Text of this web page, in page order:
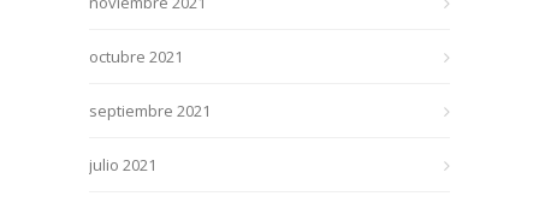
octubre 2021
septiembre 2021
julio 2021